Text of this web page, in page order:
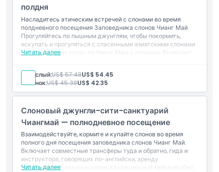
Вещи, которые нужно знать
Местоположение
Как воспользоваться
Политика отмены
полдня
Насладитесь этическим встречей с слонами во время
полдневного посещения Заповедника слонов Чианг Май.
Прогуляйтесь по пышным джунглям, чтобы покормить,
искупать и прогуляться с спасенными азиатскими слонами
на этом лучших турах по Чианг Маю с слонами. Включает
тайскую закуску. Забронируйте ваше приключение в
заповеднике слонов в Чианг Мае уже сегодня.
Читать далее
Взрослый:US$ 57.48US$ 54.45
Ребенок:US$ 45.38US$ 42.35
Слоновый джунгли-сити-санктуарий
Чиангмай — полнодневное посещение
Взаимодействуйте, кормите и купайте слонов во время
полного дня посещения заповедника слонов Чианг Май.
Включает совместные трансферы туда и обратно, гида и
инструктора, говорящих по-английски, аренду
традиционной одежды хоран, традиционный тайский обед,
Читать далее